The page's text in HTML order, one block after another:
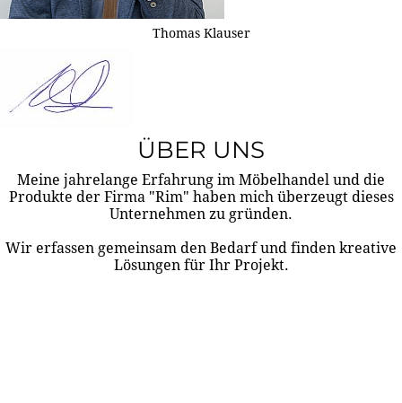
Thomas Klauser
ÜBER UNS
Meine jahrelange Erfahrung im Möbelhandel und die
Produkte der Firma "Rim" haben mich überzeugt dieses
Unternehmen zu gründen.
Wir erfassen gemeinsam den Bedarf und finden kreative
Lösungen für Ihr Projekt.